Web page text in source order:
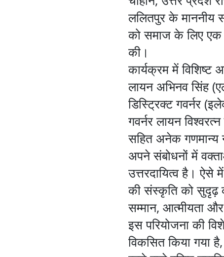
ललितपुर के माननीय
को समाज के लिए एक
की।
कार्यक्रम में विशिष्ट
लायन अभिनव सिंह
डिस्ट्रिक्ट गवर्नर
गवर्नर लायन
सहित अनेक गणमान्य
अपने संबोधनों में
उत्तरदायित्व है। ऐसे
की संस्कृति को सुदृढ़
सम्मान, आत्मीयता और
इस परियोजना की
विकसित किया गया